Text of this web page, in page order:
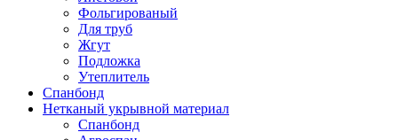
Фольгированый
Для труб
Жгут
Подложка
Утеплитель
Спанбонд
Нетканый укрывной материал
Спанбонд